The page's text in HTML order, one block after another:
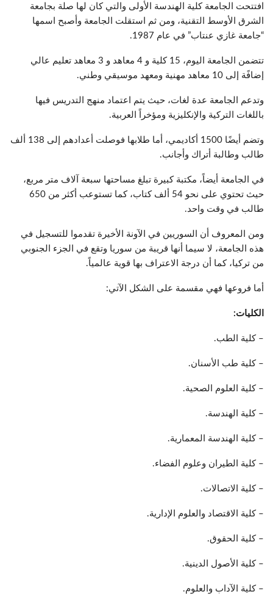
افتتحت الجامعة كلية الهندسة الأولى والتي كان لها صلة بجامعة
الشرق الأوسط التقنية، ومن ثم استقلت الجامعة وأصبح اسمها
“جامعة غازي عنتاب” في عام 1987.
تتضمن الجامعة اليوم، 15 كلية و 4 معاهد و 3 معاهد تعليم عالي
إضافًة إلى 10 معاهد مهنية ومعهد موسيقي وطني.
وتدعم الجامعة عدة لغات، حيث يتم اعتماد منهج التدريس فيها
باللغات التركية والإنكليزية ومؤخراً العربية.
وتضم أيضًا 1500 أكاديمي، أما طلابها فوصلت أعدادهم إلى 138 ألف
طالب وطالبة أتراك وأجانب.
في الجامعة أيضاً، مكتبة كبيرة تبلغ مساحتها سبعة آلاف متر مربع،
حيث تحتوي على نحو 54 ألف كتاب، كما تستوعب أكثر من 650
طالب في وقت واحد.
ومن المعروف أن السوريين في الآونة الأخيرة تقدموا للتسجيل في
هذه الجامعة، لا سيما أنها قريبة من سوريا وتقع في الجزء الجنوبي
من تركيا، كما أن درجة الاعتراف بها قوية عالمياً.
أما فروعها فهي مقسمة على الشكل الآتي:
الكليات:
– كلية الطب.
– كلية طب الأسنان.
– كلية العلوم الصحية.
– كلية الهندسة.
– كلية الهندسة المعمارية.
– كلية الطيران وعلوم الفضاء.
– كلية الاتصالات.
– كلية الاقتصاد والعلوم الإدارية.
– كلية الحقوق.
– كلية الأصول الدينية.
– كلية الآداب والعلوم.